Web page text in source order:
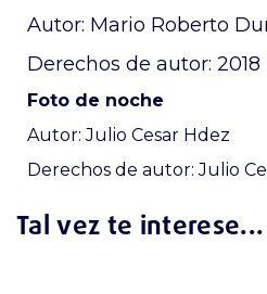
Autor: Mario Roberto
Derechos de autor: 2018
Foto de noche
Autor: Julio Cesar Hdez
Derechos de autor: Julio
Tal vez te interese...